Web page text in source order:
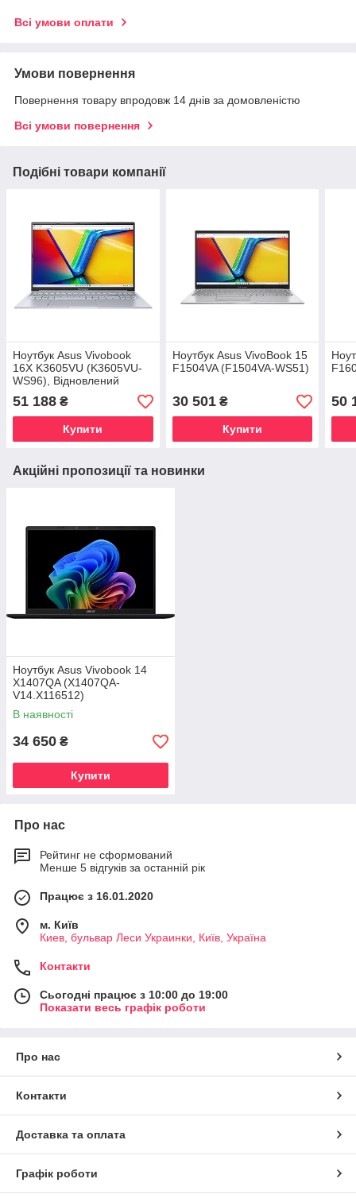
Всі умови оплати
Умови повернення
Повернення товару впродовж 14 днів за домовленістю
Всі умови повернення
Подібні товари компанії
Ноутбук Asus Vivobook
16X K3605VU (K3605VU-
WS96), Відновлений
51 188 ₴
Купити
Ноутбук Asus VivoBook 15
F1504VA (F1504VA-WS51)
30 501₴
Купити
50
Акційні пропозиції та новинки
Ноутбук Asus Vivobook 14
X1407QA (X1407QA-
V14.X116512)
В наявності
34 650 ₴
Купити
Про нас
Рейтинг не сформований
Менше 5 відгуків за останній рік
Працює з 16.01.2020
м. Київ
Киев, бульвар Леси Украинки, Київ, Україна
Контакти
Сьогодні працює з 10:00 до 19:00
Показати весь графік роботи
Про нас
Контакти
Доставка та оплата
Графік роботи